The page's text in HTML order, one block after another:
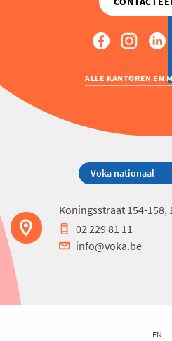
ALLE KANTOREN EN
Koningsstraat 154-158,
02 229 81 11
info@voka.be
EN